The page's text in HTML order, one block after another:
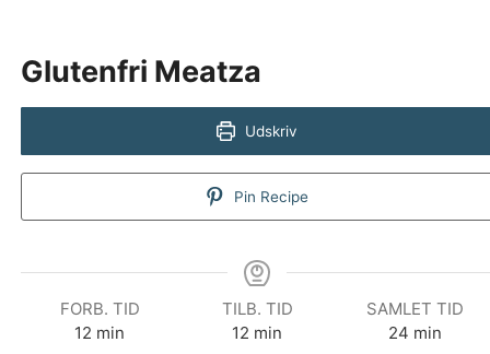
Glutenfri Meatza
Udskriv
Pin Recipe
FORB. TID
12 minutter
min
TILB. TID
12 minutter
min
SAMLET TID
24minutter
min